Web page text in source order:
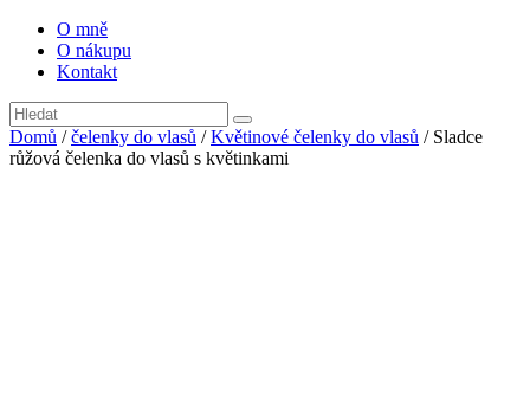
O mně
O nákupu
Kontakt
Domů /čelenky do vlasů /Květinové čelenky do vlasů / Sladce
růžová čelenka do vlasů s květinkami